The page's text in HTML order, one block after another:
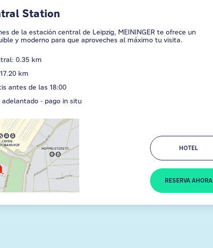
Station
de la estación central de Leipzig, MEININGER te ofrece un
y moderno para que aproveches al máximo tu visita.
0.35 km
km
antes de las 18:00
adelantado - pago in situ
HOTEL
RESERVA AHORA